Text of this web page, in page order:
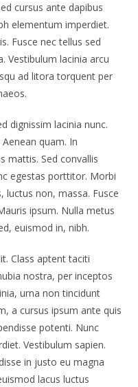
cursus ante dapibus
elementum imperdiet.
Fusce nec tellus sed
Vestibulum lacinia arcu
ad litora torquent per
dignissim lacinia nunc.
quam. In
mattis. Sed convallis
egestas porttitor. Morbi
luctus non, massa. Fusce
ipsum. Nulla metus
euismod in, nibh.
Class aptent taciti
nostra, per inceptos
urna non tincidunt
a cursus ipsum ante quis
potenti. Nunc
Vestibulum sapien.
in justo eu magna
lacus luctus